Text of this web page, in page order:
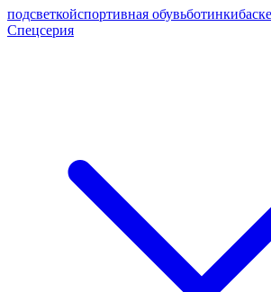
подсветкойспортивная обувьботинки
Спецсерия